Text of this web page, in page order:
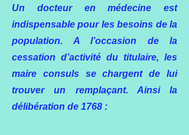
Un docteur en médecine est
indispensable pour les besoins de la
population. A l’occasion de la
cessation d’activité du titulaire, les
maire consuls se chargent de lui
trouver un remplaçant. Ainsi la
délibération de 1768 :